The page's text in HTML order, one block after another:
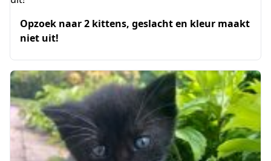
Opzoek naar 2 kittens, geslacht en kleur maakt
niet uit!